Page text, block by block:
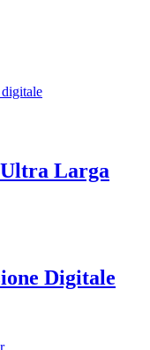
digitale
Larga
Digitale